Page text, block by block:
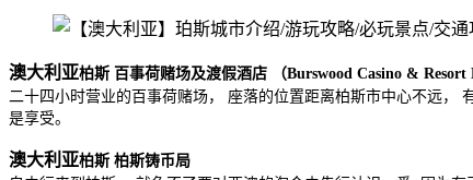
澳大利亚柏斯 百事荷赌场及渡假酒店 （Burswood Casino & Resort
二十四小时营业的百事荷赌场， 座落的位置距离柏斯市中心不远，
是享受。
澳大利亚柏斯 柏斯铸币局